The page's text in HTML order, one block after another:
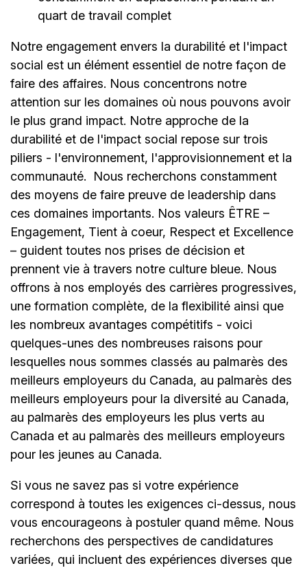
quart de travail complet
Notre engagement envers la durabilité et l'impact
social est un élément essentiel de notre façon de
faire des affaires. Nous concentrons notre
attention sur les domaines où nous pouvons avoir
le plus grand impact. Notre approche de la
durabilité et de l'impact social repose sur trois
piliers - l'environnement, l'approvisionnement et la
communauté.
Nous recherchons constamment
des moyens de faire preuve de leadership dans
ces domaines importants. Nos valeurs ÊTRE –
Engagement, Tient à coeur, Respect et Excellence
– guident toutes nos prises de décision et
prennent vie à travers notre culture bleue. Nous
offrons à nos employés des carrières progressives,
une formation complète, de la flexibilité ainsi que
les nombreux avantages compétitifs - voici
quelques-unes des nombreuses raisons pour
lesquelles nous sommes classés au palmarès des
meilleurs employeurs du Canada, au palmarès des
meilleurs employeurs pour la diversité au Canada,
au palmarès des employeurs les plus verts au
Canada et au palmarès des meilleurs employeurs
pour les jeunes au Canada.
Si vous ne savez pas si votre expérience
correspond à toutes les exigences ci-dessus, nous
vous encourageons à postuler quand même. Nous
recherchons des perspectives de candidatures
variées, qui incluent des expériences diverses que